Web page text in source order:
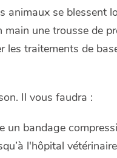
se blessent
une trousse de
les traitements de
Il vous faudra :
un bandage
l'hôpital